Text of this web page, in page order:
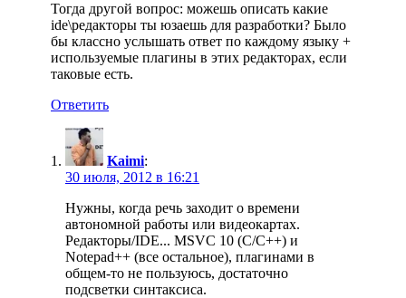
Тогда другой вопрос: можешь описать какие
ide\редакторы ты юзаешь для разработки? Было
бы классно услышать ответ по каждому языку +
используемые плагины в этих редакторах, если
таковые есть.
Ответить
Kaimi:
30 июля, 2012 в 16:21
Нужны, когда речь заходит о времени
автономной работы или видеокартах.
Редакторы/IDE... MSVC 10 (С/C++) и
Notepad++ (все остальное), плагинами в
общем-то не пользуюсь, достаточно
подсветки синтаксиса.